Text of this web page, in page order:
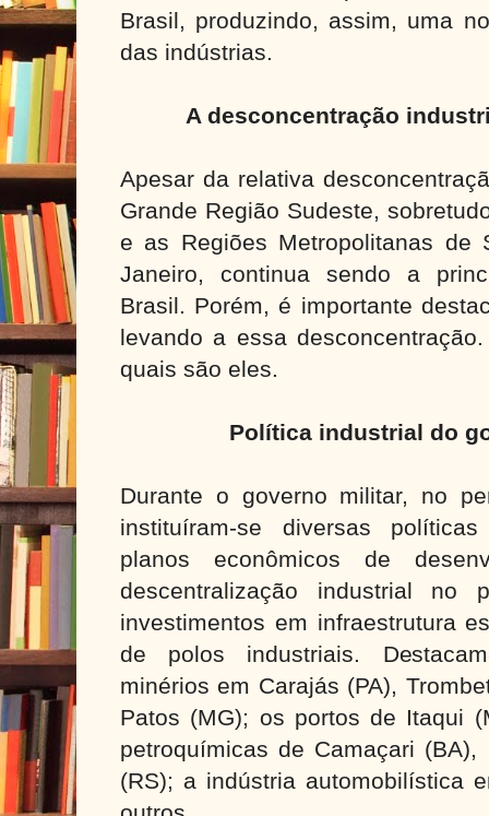
Brasil, produzindo, assim, uma
das indústrias.
A desconcentração
Apesar da relativa
Grande Região Sudeste,
e as Regiões Metropolitanas
Janeiro, continua sendo a
Brasil. Porém, é importante
levando a essa
quais são eles.
Política industrial do
Durante o governo militar, no
instituíram-se diversas
planos econômicos de
descentralização industrial no
investimentos em infraestrutura
de polos industriais.
minérios em Carajás (PA),
Patos (MG); os portos de Itaqui
petroquímicas de Camaçari
(RS); a indústria automobilística